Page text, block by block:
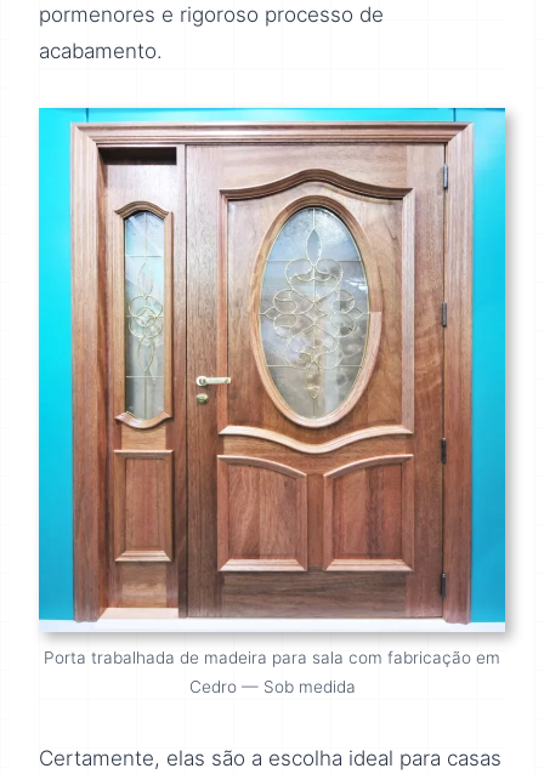
pormenores e rigoroso processo de
acabamento.
Porta trabalhada de madeira para sala com fabricação em
Cedro — Sob medida
Certamente, elas são a escolha ideal para casas